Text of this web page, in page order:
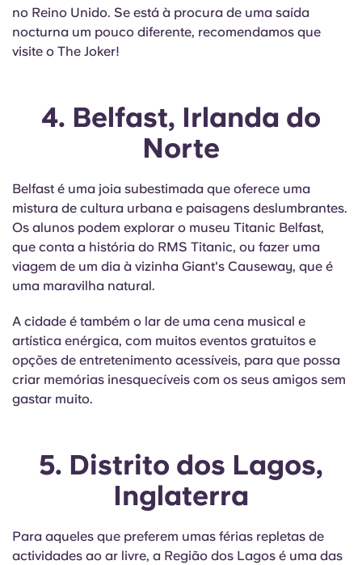
no Reino Unido. Se está à procura de uma saída
nocturna um pouco diferente, recomendamos que
visite o The Joker!
4. Belfast, Irlanda do
Norte
Belfast é uma joia subestimada que oferece uma
mistura de cultura urbana e paisagens deslumbrantes.
Os alunos podem explorar o museu Titanic Belfast,
que conta a história do RMS Titanic, ou fazer uma
viagem de um dia à vizinha Giant's Causeway, que é
uma maravilha natural.
A cidade é também o lar de uma cena musical e
artística enérgica, com muitos eventos gratuitos e
opções de entretenimento acessíveis, para que possa
criar memórias inesquecíveis com os seus amigos sem
gastar muito.
5. Distrito dos Lagos,
Inglaterra
Para aqueles que preferem umas férias repletas de
actividades ao ar livre, a Região dos Lagos é uma das